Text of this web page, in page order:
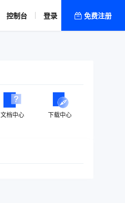
控制台 登录 免费注册
文档中心 下载中心